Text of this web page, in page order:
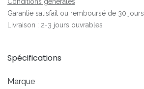
Garantie satisfait ou remboursé de 30 jours
Livraison : 2-3 jours ouvrables
Spécifications
Marque